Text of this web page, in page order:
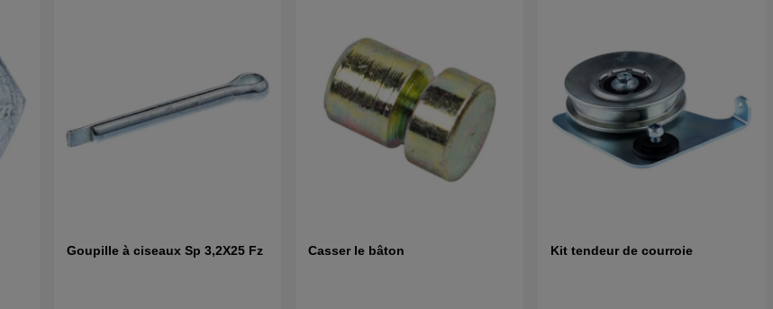
Goupille à ciseaux Sp 3,2X25 Fz Casser le bâton Kit tendeur de courroie